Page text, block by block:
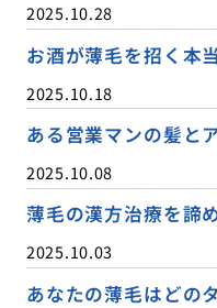
2025.10.28
お酒が薄毛を招く本
2025.10.18
ある営業マンの髪と
2025.10.08
薄毛の漢方治療を諦
2025.10.03
あなたの薄毛はどの